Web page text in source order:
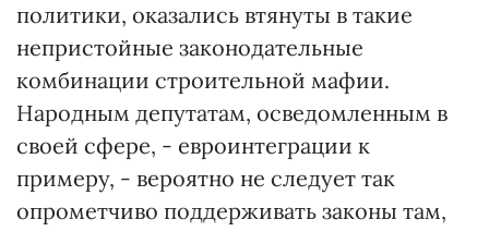
политики, оказались втянуты в такие
непристойные законодательные
комбинации строительной мафии.
Народным депутатам, осведомленным в
своей сфере, - евроинтеграции к
примеру, - вероятно не следует так
опрометчиво поддерживать законы там,